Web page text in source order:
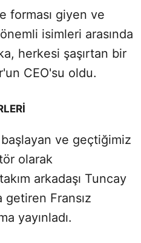
forması giyen ve
isimleri arasında
herkesi şaşırtan bir
CEO'su oldu.
Sesi Aç
ve geçtiğimiz
olarak
arkadaşı Tuncay
getiren Fransız
yayınladı.